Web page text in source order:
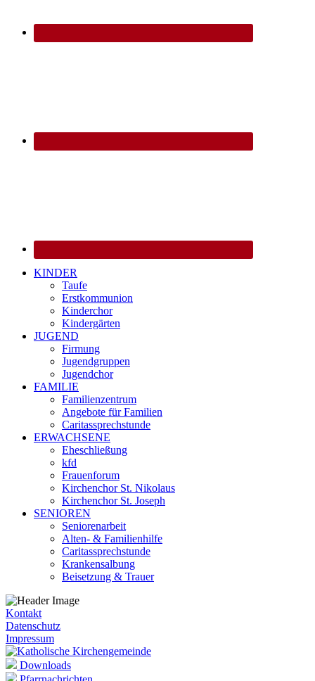
KINDER
Taufe
Erstkommunion
Kinderchor
Kindergärten
JUGEND
Firmung
Jugendgruppen
Jugendchor
FAMILIE
Familienzentrum
Angebote für Familien
Caritassprechstunde
ERWACHSENE
Eheschließung
kfd
Frauenforum
Kirchenchor St. Nikolaus
Kirchenchor St. Joseph
SENIOREN
Seniorenarbeit
Alten- & Familienhilfe
Caritassprechstunde
Krankensalbung
Beisetzung & Trauer
Kontakt
Datenschutz
Impressum
Downloads